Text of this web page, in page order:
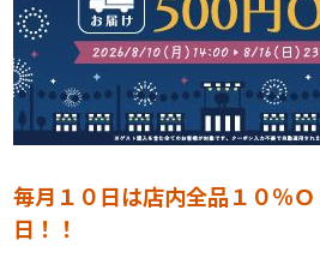
毎月１０日は店内全品１０％
日！！